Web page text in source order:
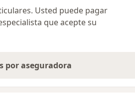
Usted puede pagar
que acepte su
por aseguradora